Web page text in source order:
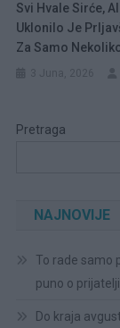
Svi Hvale Sirće,
Uklonilo Je
Za Samo
Pretraga
NAJNOVIJE
To rade samo
puno o
Do kraja